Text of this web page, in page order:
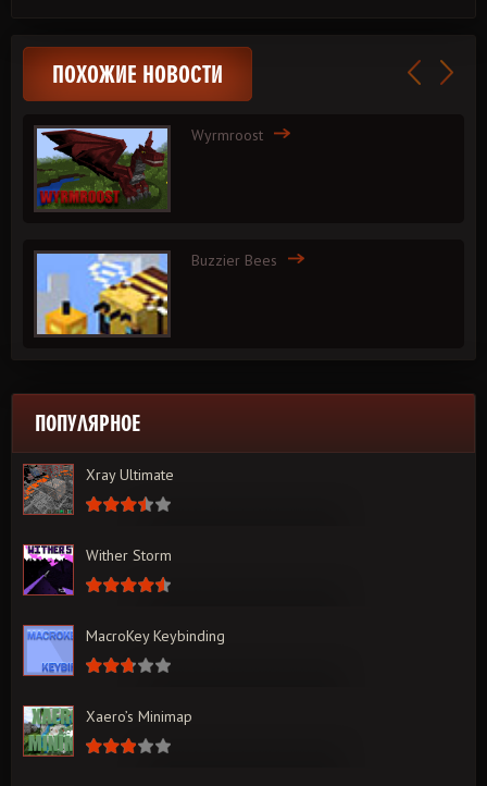
ПОХОЖИЕ НОВОСТИ
Wyrmroost
Buzzier Bees
ПОПУЛЯРНОЕ
Xray Ultimate
Wither Storm
MacroKey Keybinding
Xaero’s Minimap